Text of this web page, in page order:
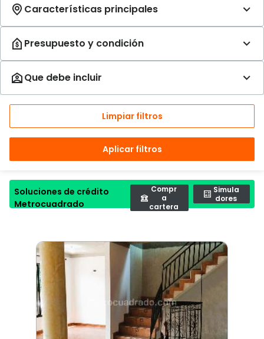
Limpiar filtros
Aplicar filtros
Soluciones de crédito
Metrocuadrado
Compr
a
cartera
Simula
dores